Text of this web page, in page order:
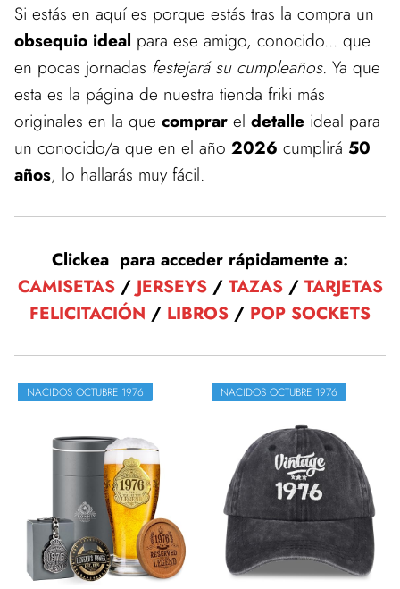
Si estás en aquí es porque estás tras la compra un
obsequio ideal para ese amigo, conocido... que
en pocas jornadas festejará su cumpleaños. Ya que
esta es la página de nuestra tienda friki más
originales en la que comprar el detalle ideal para
un conocido/a que en el año 2026 cumplirá 50
años, lo hallarás muy fácil.
Clickea para acceder rápidamente a:
CAMISETAS/ JERSEYS/ TAZAS/ TARJETAS
FELICITACIÓN / LIBROS / POP SOCKETS
NACIDOS OCTUBRE 1976 NACIDOS OCTUBRE 1976